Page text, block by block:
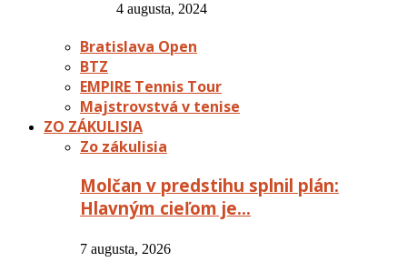
4 augusta, 2024
Bratislava Open
BTZ
EMPIRE Tennis Tour
Majstrovstvá v tenise
ZO ZÁKULISIA
Zo zákulisia
Molčan v predstihu splnil plán:
Hlavným cieľom je…
7 augusta, 2026